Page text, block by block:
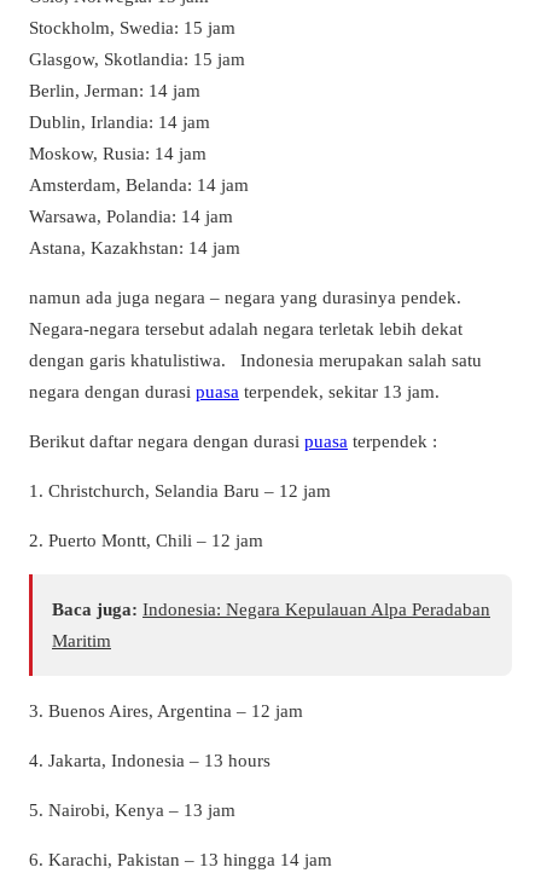
Stockholm, Swedia: 15 jam
Glasgow, Skotlandia: 15 jam
Berlin, Jerman: 14 jam
Dublin, Irlandia: 14 jam
Moskow, Rusia: 14 jam
Amsterdam, Belanda: 14 jam
Warsawa, Polandia: 14 jam
Astana, Kazakhstan: 14 jam
namun ada juga negara – negara yang durasinya pendek.
Negara-negara tersebut adalah negara terletak lebih dekat
dengan garis khatulistiwa. Indonesia merupakan salah satu
negara dengan durasi puasa terpendek, sekitar 13 jam.
Berikut daftar negara dengan durasi puasa terpendek :
1. Christchurch, Selandia Baru – 12 jam
2. Puerto Montt, Chili – 12 jam
Baca juga: Indonesia: Negara Kepulauan Alpa Peradaban
Maritim
3. Buenos Aires, Argentina – 12 jam
4. Jakarta, Indonesia – 13 hours
5. Nairobi, Kenya – 13 jam
6. Karachi, Pakistan – 13 hingga 14 jam